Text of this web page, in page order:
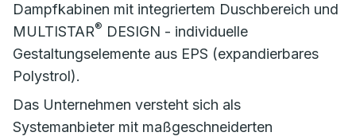
Dampfkabinen mit integriertem Duschbereich und
MULTISTAR® DESIGN - individuelle
Gestaltungselemente aus EPS (expandierbares
Polystrol).
Das Unternehmen versteht sich als
Systemanbieter mit maßgeschneiderten